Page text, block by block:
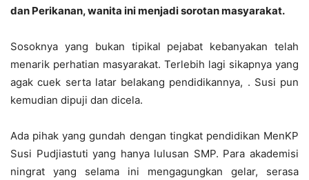
dan Perikanan, wanita ini menjadi sorotan masyarakat.
Sosoknya yang bukan tipikal pejabat kebanyakan telah
menarik perhatian masyarakat. Terlebih lagi sikapnya yang
agak cuek serta latar belakang pendidikannya, . Susi pun
kemudian dipuji dan dicela.
Ada pihak yang gundah dengan tingkat pendidikan MenKP
Susi Pudjiastuti yang hanya lulusan SMP. Para akademisi
ningrat yang selama ini mengagungkan gelar, serasa